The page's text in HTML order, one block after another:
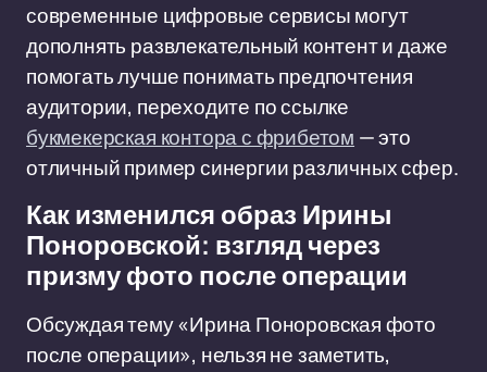
современные цифровые сервисы могут
дополнять развлекательный контент и даже
помогать лучше понимать предпочтения
аудитории, переходите по ссылке
букмекерская контора с фрибетом — это
отличный пример синергии различных сфер.
Как изменился образ Ирины
Поноровской: взгляд через
призму фото после операции
Обсуждая тему «Ирина Поноровская фото
после операции», нельзя не заметить,